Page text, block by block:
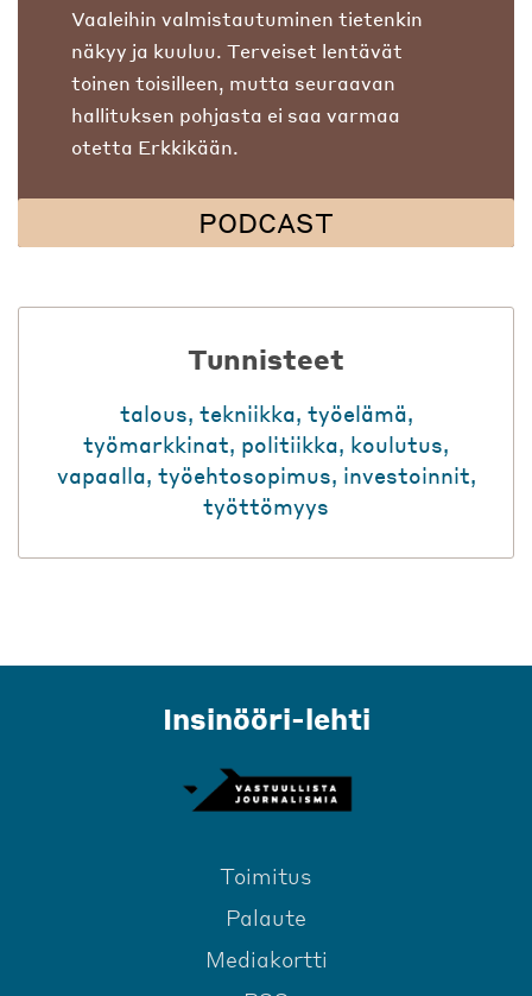
Vaaleihin valmistautuminen tietenkin
näkyy ja kuuluu. Terveiset lentävät
toinen toisilleen, mutta seuraavan
hallituksen pohjasta ei saa varmaa
otetta Erkkikään.
PODCAST
Tunnisteet
talous, tekniikka, työelämä,
työmarkkinat, politiikka, koulutus,
vapaalla, työehtosopimus, investoinnit,
työttömyys
Insinööri-lehti
Toimitus
Palaute
Mediakortti